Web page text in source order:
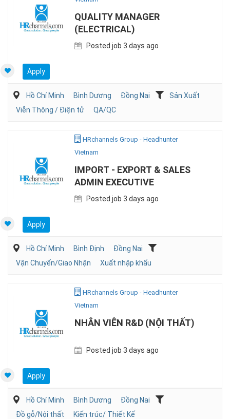
QUALITY MANAGER
(ELECTRICAL)
Posted job 3 days ago
Apply
Hồ Chí Minh Bình Dương Đồng Nai
Sản Xuất
Viễn Thông / Điện tử
QA/QC
HRchannels Group - Headhunter
Vietnam
IMPORT - EXPORT & SALES
ADMIN EXECUTIVE
Posted job 3 days ago
Apply
Hồ Chí Minh Bình Định
Đồng Nai
Vận Chuyển/Giao Nhận
Xuất nhập khẩu
HRchannels Group - Headhunter
Vietnam
NHÂN VIÊN R&D (NỘI THẤT)
Posted job 3 days ago
Apply
Hồ Chí Minh Bình Dương
Đồng Nai
Đồ gỗ/Nội thất
Kiến trúc/ Thiết Kế